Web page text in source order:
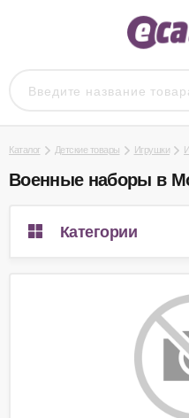
Каталог Детские товары Игрушки
Военные наборы в
Категории